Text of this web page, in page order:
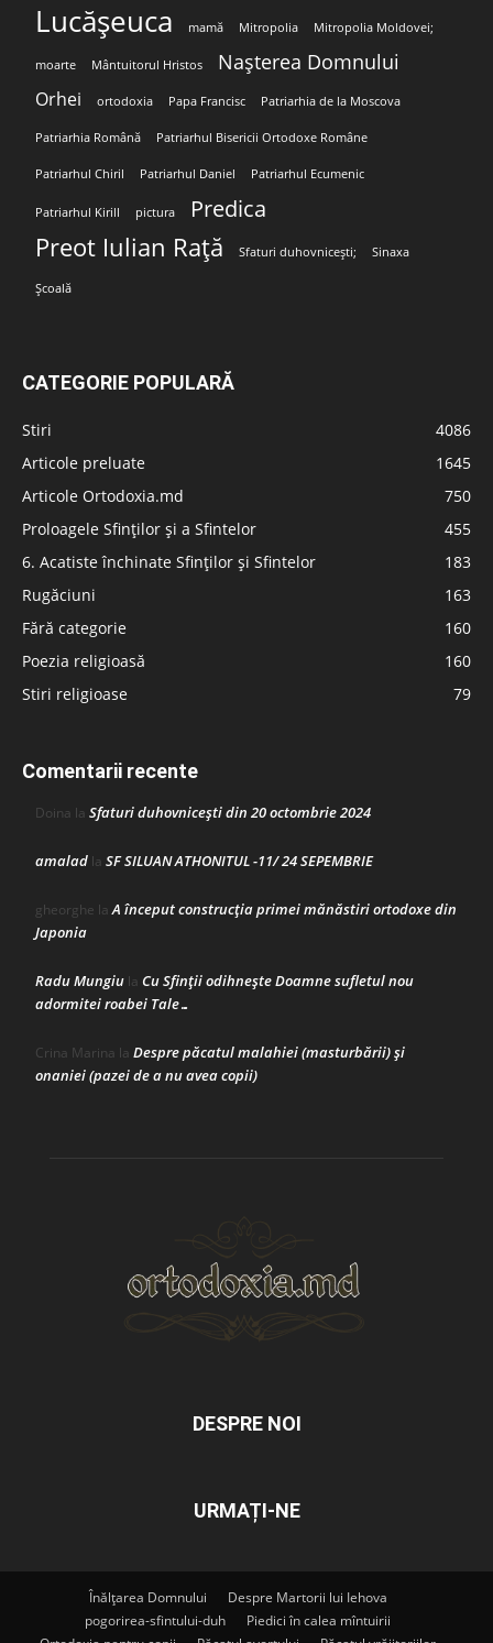
Lucășeuca mamă Mitropolia Mitropolia Moldovei;
moarte Mântuitorul Hristos Nașterea Domnului
Orhei ortodoxia Papa Francisc Patriarhia de la Moscova
Patriarhia Română Patriarhul Bisericii Ortodoxe Române
Patriarhul Chiril Patriarhul Daniel Patriarhul Ecumenic
Patriarhul Kirill pictura Predica
Preot Iulian Rață Sfaturi duhovnicești; Sinaxa
Școală
CATEGORIE POPULARĂ
Stiri
4086
Articole preluate
1645
Articole Ortodoxia.md
750
Proloagele Sfinților și a Sfintelor
455
6. Acatiste închinate Sfinților și Sfintelor
183
Rugăciuni
163
Fără categorie
160
Poezia religioasă
160
Stiri religioase
79
Comentarii recente
Doina la Sfaturi duhovnicești din 20 octombrie 2024
amalad la SF SILUAN ATHONITUL -11/ 24 SEPEMBRIE
gheorghe laA început construcţia primei mănăstiri ortodoxe din
Japonia
Radu Mungiu la Cu Sfinții odihnește Doamne sufletul nou
adormitei roabei Tale…
Crina Marina la Despre păcatul malahiei (masturbării) şi
onaniei (pazei de a nu avea copii)
DESPRE NOI
URMAȚI-NE
Înălțarea Domnului
Despre Martorii lui Iehova
pogorirea-sfintului-duh
Piedici în calea mîntuirii